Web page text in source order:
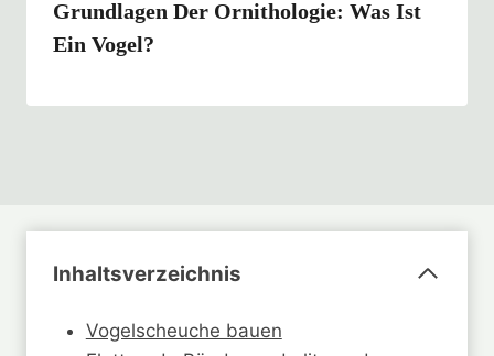
Grundlagen Der Ornithologie: Was Ist
Ein Vogel?
Inhaltsverzeichnis
Vogelscheuche bauen